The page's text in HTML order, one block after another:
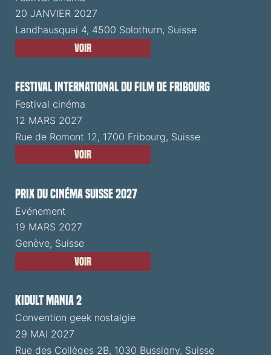
20 JANVIER 2027
Landhausquai 4, 4500 Solothurn, Suisse
Voir
Festival International du Film de Fribourg
Festival cinéma
12 MARS 2027
Rue de Romont 12, 1700 Fribourg, Suisse
Voir
Prix du Cinéma Suisse 2027
Evénement
19 MARS 2027
Genève, Suisse
Voir
Kidult Mania 2
Convention geek nostalgie
29 MAI 2027
Rue des Collèges 2B, 1030 Bussigny, Suisse